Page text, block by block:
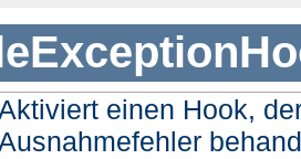
einen Hook,